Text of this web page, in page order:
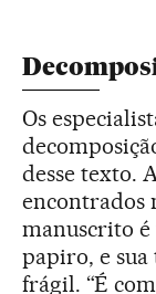
Os
desse texto.
encontrados
manuscrito
papiro, e sua
frágil. “É